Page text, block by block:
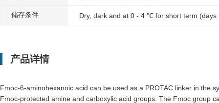
储存条件 Dry, dark and at 0 - 4 ℃ for short term
产品详情
Fmoc-6-aminohexanoic acid can be used as a PROTAC linker in the
Fmoc-protected amine and carboxylic acid groups. The Fmoc group